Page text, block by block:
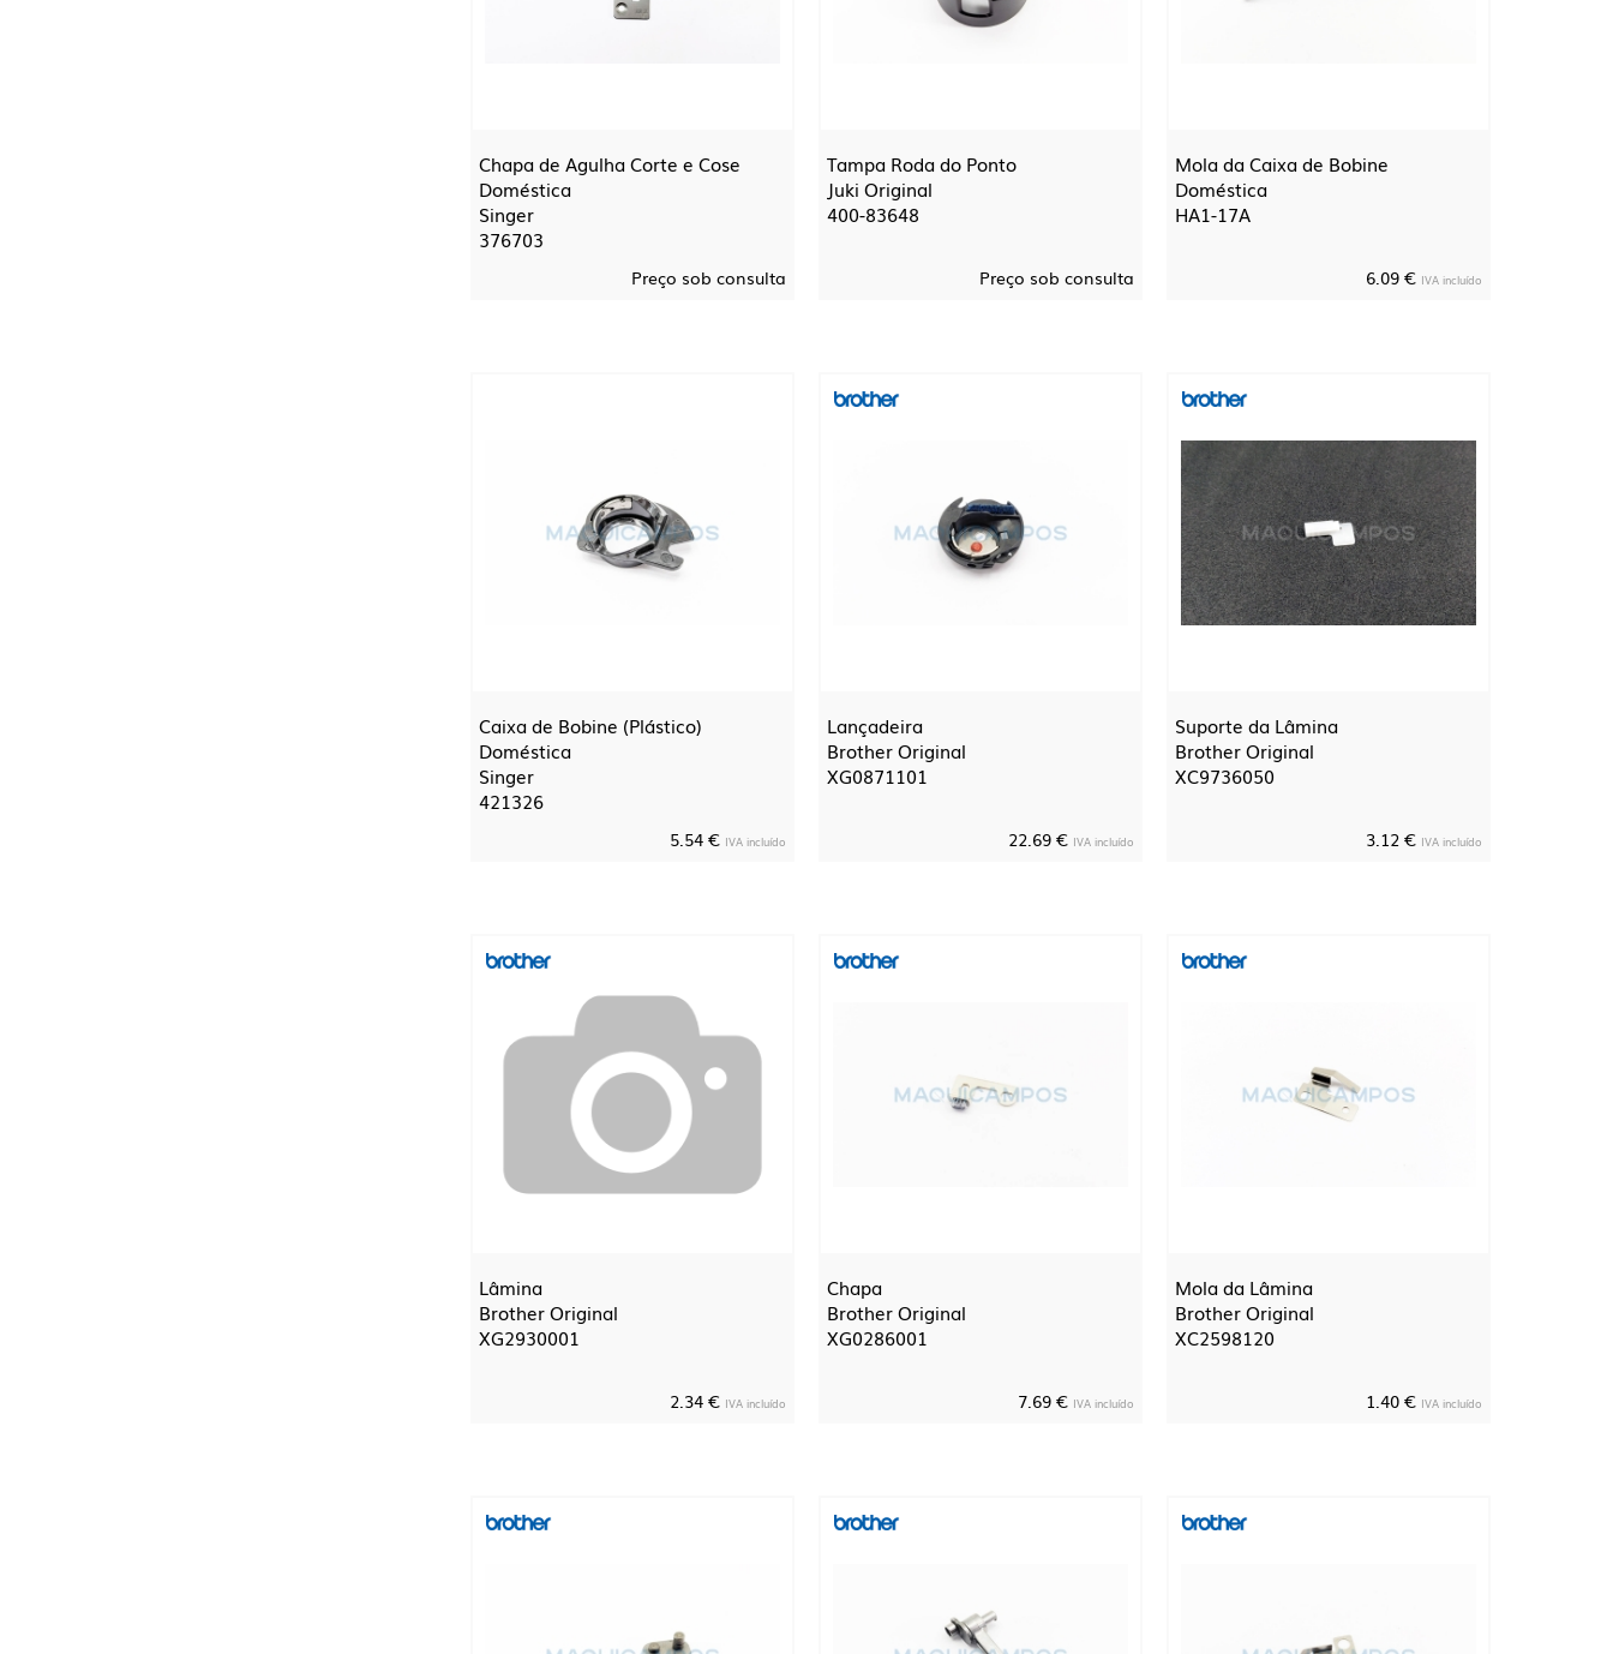
Chapa de Agulha Corte e Cose
Doméstica
Singer
376703
Preço sob consulta
Tampa Roda do Ponto
Juki Original
400-83648
Preço sob consulta
Mola da Caixa de Bobine
Doméstica
HA1-17A
6.09 € IVA incluído
Caixa de Bobine (Plástico)
Doméstica
Singer
421326
5.54 € IVA incluído
Lançadeira
Brother Original
XG0871101
22.69 € IVA incluído
Suporte da Lâmina
Brother Original
XC9736050
3.12 € IVA incluído
Lâmina
Brother Original
XG2930001
2.34 € IVA incluído
Chapa
Brother Original
XG0286001
7.69 € IVA incluído
Mola da Lâmina
Brother Original
XC2598120
1.40 € IVA incluído